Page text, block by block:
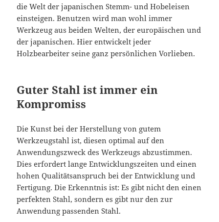
die Welt der japanischen Stemm- und Hobeleisen
einsteigen. Benutzen wird man wohl immer
Werkzeug aus beiden Welten, der europäischen und
der japanischen. Hier entwickelt jeder
Holzbearbeiter seine ganz persönlichen Vorlieben.
Guter Stahl ist immer ein
Kompromiss
Die Kunst bei der Herstellung von gutem
Werkzeugstahl ist, diesen optimal auf den
Anwendungszweck des Werkzeugs abzustimmen.
Dies erfordert lange Entwicklungszeiten und einen
hohen Qualitätsanspruch bei der Entwicklung und
Fertigung. Die Erkenntnis ist: Es gibt nicht den einen
perfekten Stahl, sondern es gibt nur den zur
Anwendung passenden Stahl.